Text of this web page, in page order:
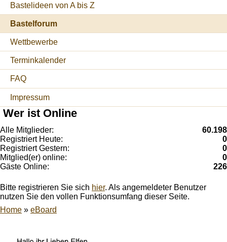
Bastelideen von A bis Z
Bastelforum
Wettbewerbe
Terminkalender
FAQ
Impressum
Wer ist Online
Alle Mitglieder:
60.198
Registriert Heute:
0
Registriert Gestern:
0
Mitglied(er) online:
0
Gäste Online:
226
Bitte registrieren Sie sich hier. Als angemeldeter Benutzer
nutzen Sie den vollen Funktionsumfang dieser Seite.
Home » eBoard